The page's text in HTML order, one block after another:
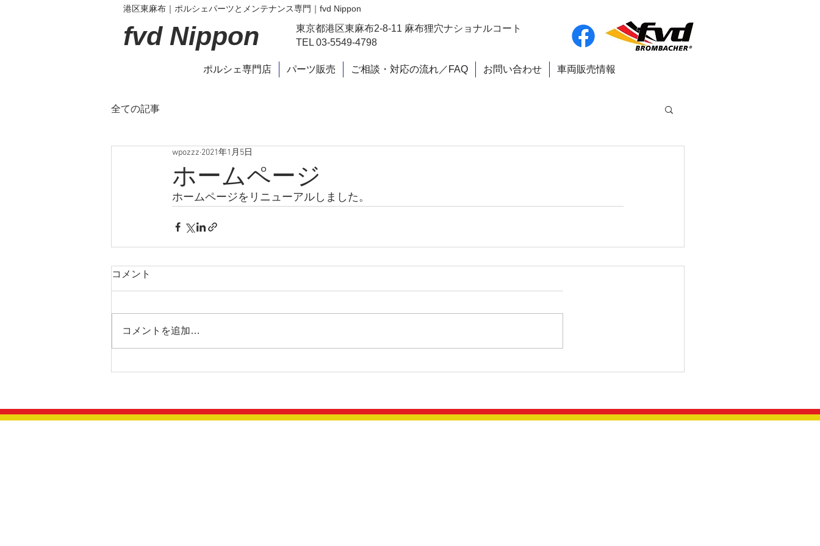
港区東麻布｜ポルシェパーツとメンテナンス専門｜fvd Nippon
fvd Nippon
東京都港区東麻布2-8-11 麻布狸穴ナショナルコート
TEL 03-5549-4798
ポルシェ専門店 パーツ販売 ご相談・対応の流れ／FAQ お問い合わせ 車両販売情報
全ての記事
ホームページ
wpozzz 2021年1月5日
ホームページをリニューアルしました。
コメント
コメントを追加…